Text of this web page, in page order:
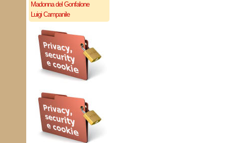
Madonna del Gonfalone
Luigi Campanile